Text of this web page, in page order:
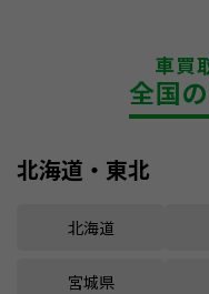
車買
全国
北海道・東北
北海道
宮城県